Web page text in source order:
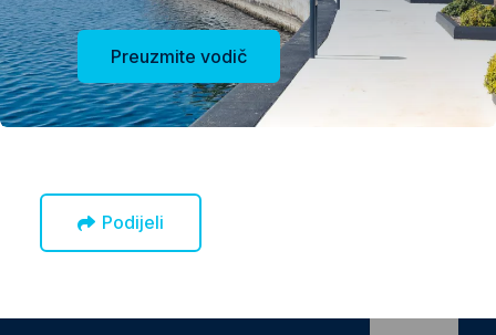
Preuzmite vodič
Podijeli